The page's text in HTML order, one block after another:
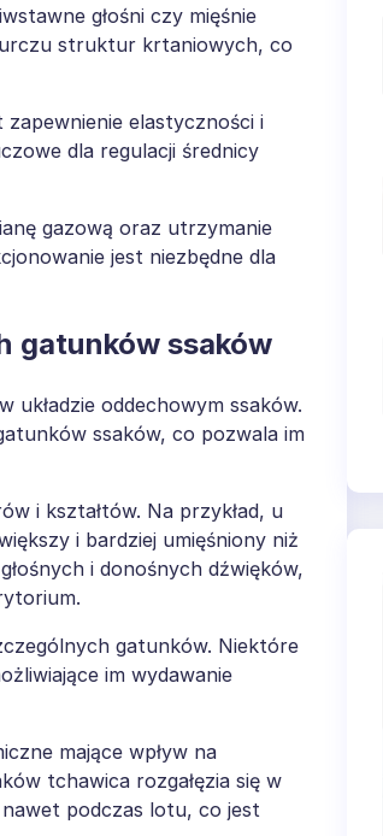
głośni czy mięśnie
struktur krtaniowych, co
elastyczności i
dla regulacji średnicy
gazową oraz utrzymanie
jest niezbędne dla
gatunków ssaków
układzie oddechowym ssaków.
ssaków, co pozwala im
i kształtów. Na przykład, u
i bardziej umięśniony niż
i donośnych dźwięków,
gatunków. Niektóre
im wydawanie
mające wpływ na
tchawica rozgałęzia się w
podczas lotu, co jest